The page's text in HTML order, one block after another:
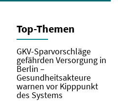
Top-Themen
GKV-Sparvorschläge
gefährden Versorgung in
Berlin –
Gesundheitsakteure
warnen vor Kipppunkt
des Systems